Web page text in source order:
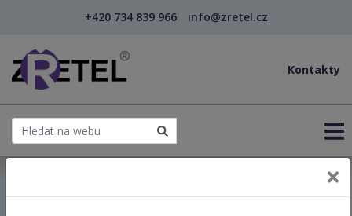
+420 734 839 966 info@zretel.cz
Kontakty